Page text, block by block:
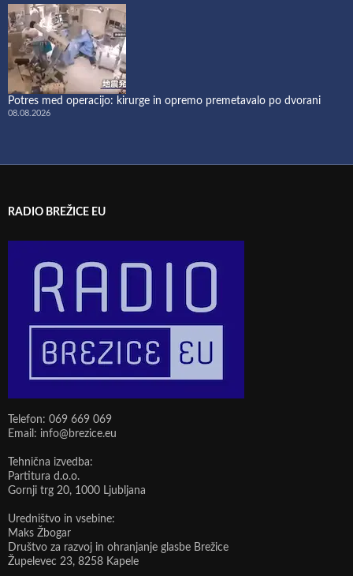
Potres med operacijo: kirurge in opremo premetavalo po dvorani
08.08.2026
RADIO BREŽICE EU
Telefon: 069 669 069
Email: info@brezice.eu
Tehnična izvedba:
Partitura d.o.o.
Gornji trg 20, 1000 Ljubljana
Uredništvo in vsebine:
Maks Žbogar
Društvo za razvoj in ohranjanje glasbe Brežice
Župelevec 23, 8258 Kapele